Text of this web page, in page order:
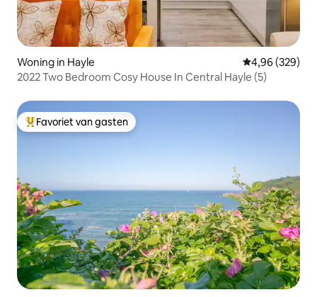
Woning in Hayle Gemiddelde
4,96 (329)
2022 Two Bedroom Cosy House In Central Hayle (5)
Topfavoriet van gasten
Favoriet van gasten